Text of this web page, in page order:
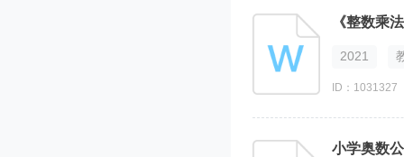
《整数乘
2021
ID：1031327
小学奥数